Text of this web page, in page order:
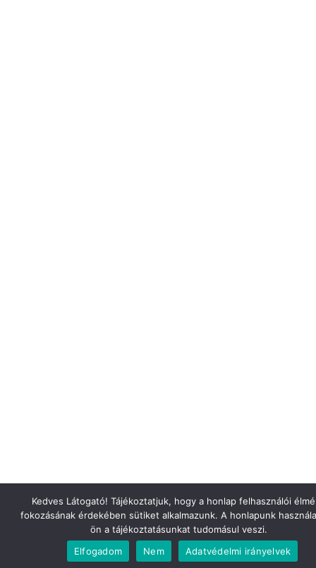
Kedves Látogató! Tájékoztatjuk, hogy a honlap felhasználói
fokozásának érdekében sütiket alkalmazunk. A honlapunk
ön a tájékoztatásunkat tudomásul veszi.
Elfogadom
Nem Adatvédelmi irányelvek